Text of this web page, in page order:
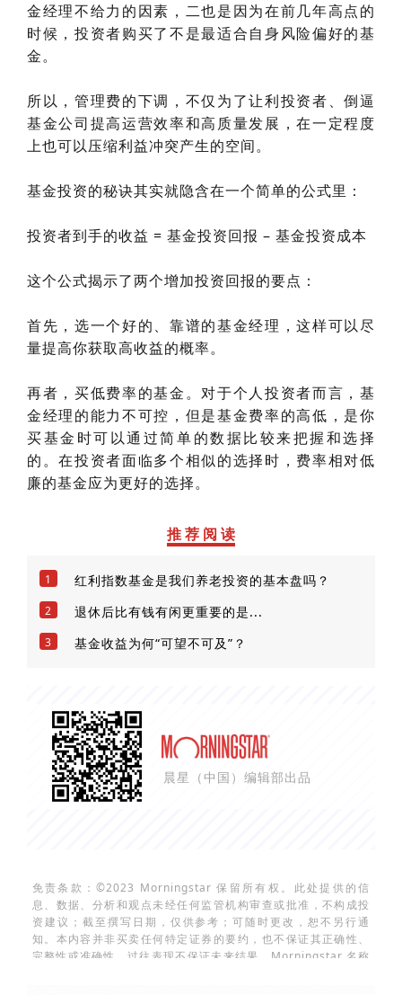
金经理不给力的因素，二也是因为在前几年高点的
时候，投资者购买了不是最适合自身风险偏好的基
金。
所以，管理费的下调，不仅为了让利投资者、倒逼
基金公司提高运营效率和高质量发展，在一定程度
上也可以压缩利益冲突产生的空间。
基金投资的秘诀其实就隐含在一个简单的公式里：
投资者到手的收益 = 基金投资回报 – 基金投资成本
这个公式揭示了两个增加投资回报的要点：
首先，选一个好的、靠谱的基金经理，这样可以尽
量提高你获取高收益的概率。
再者，买低费率的基金。对于个人投资者而言，基
金经理的能力不可控，但是基金费率的高低，是你
买基金时可以通过简单的数据比较来把握和选择
的。在投资者面临多个相似的选择时，费率相对低
廉的基金应为更好的选择。
推 荐 阅 读
1 红利指数基金是我们养老投资的基本盘吗？
2 退休后比有钱有闲更重要的是...
3 基金收益为何“可望不可及”？
晨星（中国）编辑部出品
免责条款：©2023 Morningstar 保留所有权。此处提供的信
息、数据、分析和观点未经任何监管机构审查或批准，不构成投
资建议；截至撰写日期，仅供参考；可随时更改，恕不另行通
知。本内容并非买卖任何特定证券的要约，也不保证其正确性、
完整性或准确性。过往表现不保证未来结果。Morningstar 名称